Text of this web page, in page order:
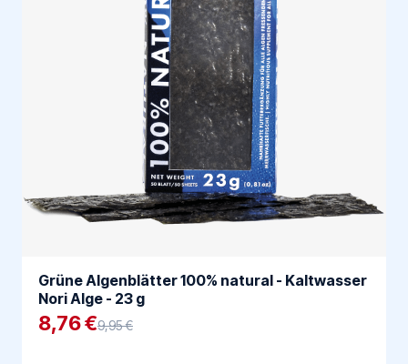
Grüne Algenblätter 100% natural - Kaltwasser
Nori Alge - 23 g
8,76 €9,95 €